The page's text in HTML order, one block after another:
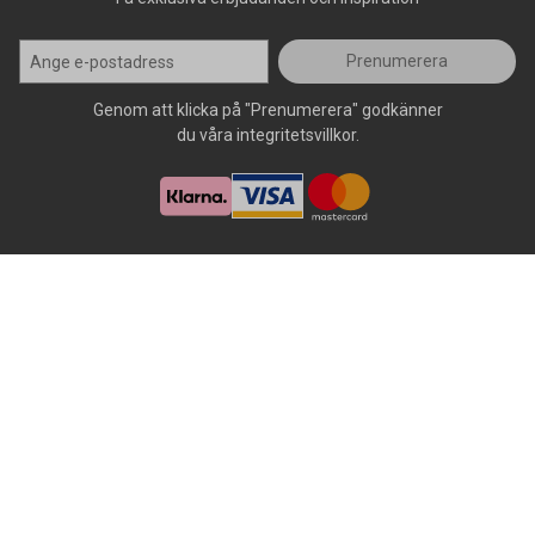
Prenumerera
Genom att klicka på "Prenumerera" godkänner
du våra integritetsvillkor.